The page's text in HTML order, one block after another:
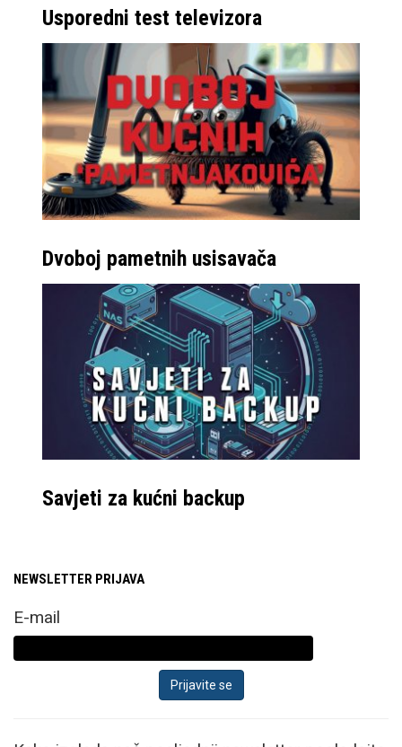
Usporedni test televizora
Dvoboj pametnih usisavača
Savjeti za kućni backup
NEWSLETTER PRIJAVA
E-mail